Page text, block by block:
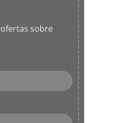
sobre